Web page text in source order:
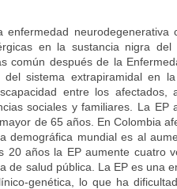
neurodegenerativa
en la sustancia nigra del
común después de la
sistema extrapiramidal en
entre los afectados,
sociales y familiares. La EP
de 65 años. En Colombia
demográfica mundial es al
años la EP aumente cuatro
de salud pública. La EP es una
genética, lo que ha